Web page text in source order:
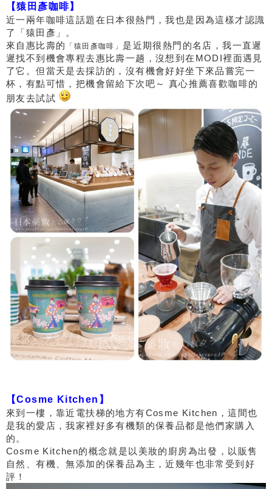
【猿田彥咖啡】
近一兩年咖啡這話題在日本很熱門，我也是因為這樣才認識
了「猿田彥」。
來自惠比壽的
「猿田彥咖啡」 是近期很熱門的名店，我一直遲
遲找不到機會專程去惠比壽一趟，沒想到在MODI裡面遇見
了它。但當天是去採訪的，沒有機會好好坐下來品嘗完一
杯，有點可惜，把機會留給下次吧～ 真心推薦喜歡咖啡的
朋友去試試
【Cosme Kitchen】
來到一樓，靠近電扶梯的地方有Cosme Kitchen，這間也
是我的愛店，我家裡好多有機類的保養品都是他們家購入
的。
Cosme Kitchen的概念就是以美妝的廚房為出發，以販售
自然、有機、無添加的保養品為主，近幾年也非常受到好
評！